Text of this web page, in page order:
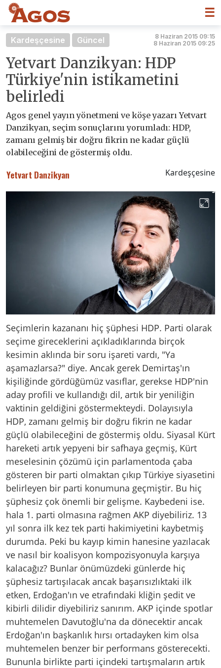
☰
Kardeşçesine Güncel
8 Haziran 2015 09:15
8 Haziran 2015 09:25
Yetvart Danzikyan: HDP
Türkiye'nin istikametini
belirledi
Agos genel yayın yönetmeni ve köşe yazarı Yetvart
Danzikyan, seçim sonuçlarını yorumladı: HDP,
zamanı gelmiş bir doğru fikrin ne kadar güçlü
olabileceğini de göstermiş oldu.
Yetvart Danzikyan Kardeşçesine
Seçimlerin kazananı hiç şüphesi HDP. Parti olarak
seçime gireceklerini açıkladıklarında birçok
kesimin aklında bir soru işareti vardı, "Ya
aşamazlarsa?" diye. Ancak gerek Demirtaş'ın
kişiliğinde gördüğümüz vasıflar, gerekse HDP'nin
aday profili ve kullandığı dil, artık bir yeniliğin
vaktinin geldiğini göstermekteydi. Dolayısıyla
HDP, zamanı gelmiş bir doğru fikrin ne kadar
güçlü olabileceğini de göstermiş oldu. Siyasal Kürt
hareketi artık yepyeni bir safhaya geçmiş, Kürt
meselesinin çözümü için parlamentoda çaba
gösteren bir parti olmaktan çıkıp Türkiye siyasetini
belirleyen bir parti konumuna geçmiştir. Bu hiç
şüphesiz çok önemli bir gelişme. Kaybedeni ise.
hala 1. parti olmasına rağmen AKP diyebiliriz. 13
yıl sonra ilk kez tek parti hakimiyetini kaybetmiş
durumda. Peki bu kayıp kimin hanesine yazılacak
ve nasıl bir koalisyon kompozisyonuyla karşıya
kalacağız? Bunlar önümüzdeki günlerde hiç
şüphesiz tartışılacak ancak başarısızlıktaki ilk
etken, Erdoğan'ın ve etrafındaki kliğin şedit ve
kibirli dilidir diyebiliriz sanırım. AKP içinde spotlar
muhtemelen Davutoğlu'na da dönecektir ancak
Erdoğan'ın başkanlık hırsı ortadayken kim olsa
muhtemelen benzer bir performans gösterecekti.
Bununla birlikte parti içindeki tartışmaların artık